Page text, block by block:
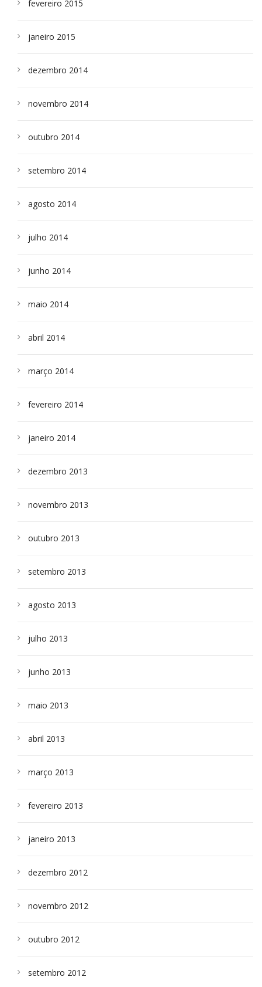
fevereiro 2015
janeiro 2015
dezembro 2014
novembro 2014
outubro 2014
setembro 2014
agosto 2014
julho 2014
junho 2014
maio 2014
abril 2014
março 2014
fevereiro 2014
janeiro 2014
dezembro 2013
novembro 2013
outubro 2013
setembro 2013
agosto 2013
julho 2013
junho 2013
maio 2013
abril 2013
março 2013
fevereiro 2013
janeiro 2013
dezembro 2012
novembro 2012
outubro 2012
setembro 2012